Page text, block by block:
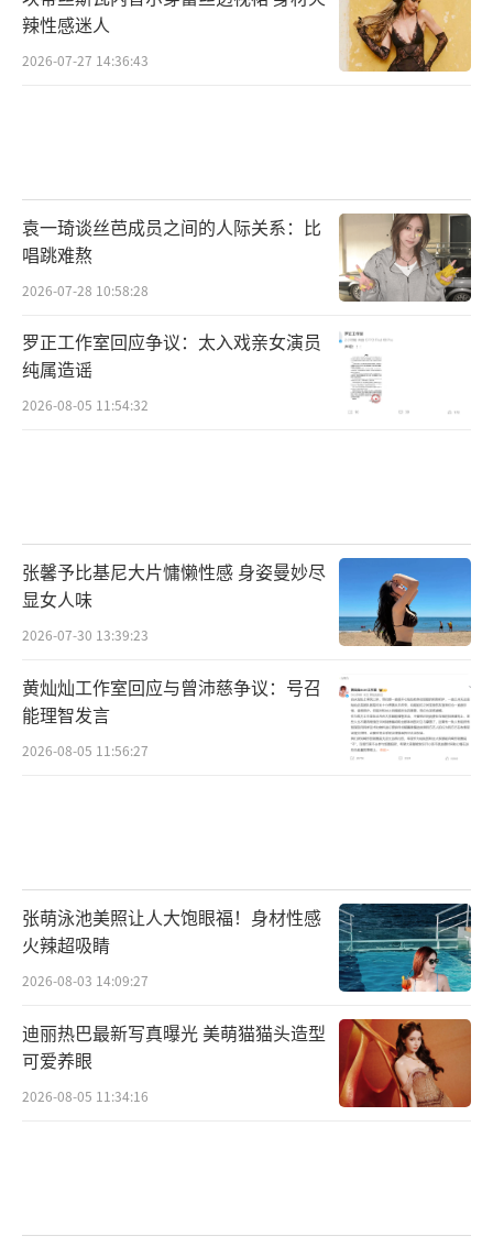
演员穿的太少，做的行为太过亲密，呈现出来
的视觉效果让人觉得不舒服。
出各种让人面红耳赤的动作。这种艺术之美，
真的让人难以欣赏。你们觉得呢？（责任编辑：郭一
辣性感迷人
2026-07-27 14:36:43
袁一琦谈丝芭成员之间的人际关系：比
唱跳难熬
2026-07-28 10:58:28
罗正工作室回应争议：太入戏亲女演员
纯属造谣
2026-08-05 11:54:32
张馨予比基尼大片慵懒性感 身姿曼妙尽
显女人味
2026-07-30 13:39:23
黄灿灿工作室回应与曾沛慈争议：号召
能理智发言
2026-08-05 11:56:27
张萌泳池美照让人大饱眼福！身材性感
火辣超吸睛
2026-08-03 14:09:27
迪丽热巴最新写真曝光 美萌猫猫头造型
可爱养眼
2026-08-05 11:34:16